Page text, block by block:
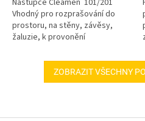
Nástupce Cleamen 101/201
Vhodný pro rozprašování do
prostoru, na stěny, závěsy,
žaluzie, k provonění
parfemační...
ZOBRAZIT VŠECHNY